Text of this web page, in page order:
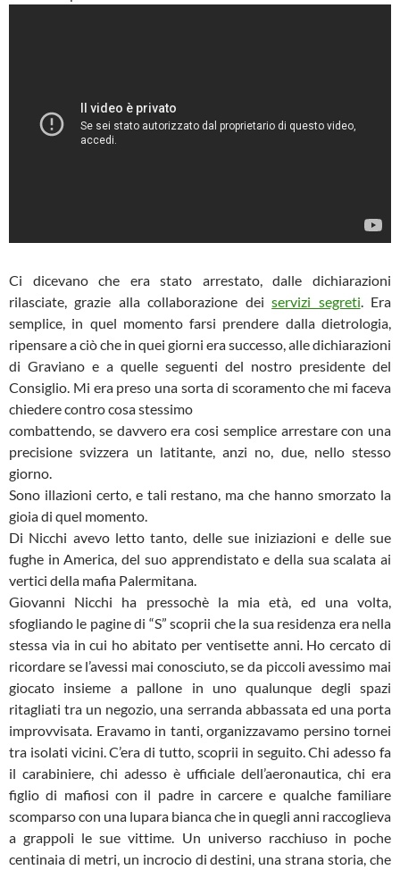
Ci dicevano che era stato arrestato, dalle dichiarazioni
rilasciate, grazie alla collaborazione deiservizi segreti. Era
semplice, in quel momento farsi prendere dalla dietrologia,
ripensare a ciò che in quei giorni era successo, alle dichiarazioni
di Graviano e a quelle seguenti del nostro presidente del
Consiglio. Mi era preso una sorta di scoramento che mi faceva
chiedere contro cosa stessimo
combattendo, se davvero era cosi semplice arrestare con una
precisione svizzera un latitante, anzi no, due, nello stesso
giorno.
Sono illazioni certo, e tali restano, ma che hanno smorzato la
gioia di quel momento.
Di Nicchi avevo letto tanto, delle sue iniziazioni e delle sue
fughe in America, del suo apprendistato e della sua scalata ai
vertici della mafia Palermitana.
Giovanni Nicchi ha pressochè la mia età, ed una volta,
sfogliando le pagine di “S” scoprii che la sua residenza era nella
stessa via in cui ho abitato per ventisette anni. Ho cercato di
ricordare se l’avessi mai conosciuto, se da piccoli avessimo mai
giocato insieme a pallone in uno qualunque degli spazi
ritagliati tra un negozio, una serranda abbassata ed una porta
improvvisata. Eravamo in tanti, organizzavamo persino tornei
tra isolati vicini. C’era di tutto, scoprii in seguito. Chi adesso fa
il carabiniere, chi adesso è ufficiale dell’aeronautica, chi era
figlio di mafiosi con il padre in carcere e qualche familiare
scomparso con una lupara bianca che in quegli anni raccoglieva
a grappoli le sue vittime. Un universo racchiuso in poche
centinaia di metri, un incrocio di destini, una strana storia, che